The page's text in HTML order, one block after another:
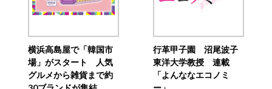
横浜高島屋で「韓国市
場」がスタート 人気
グルメから雑貨まで約
行革甲子園 沼尾波子
東洋大学教授 連載
「よんななエコノミ